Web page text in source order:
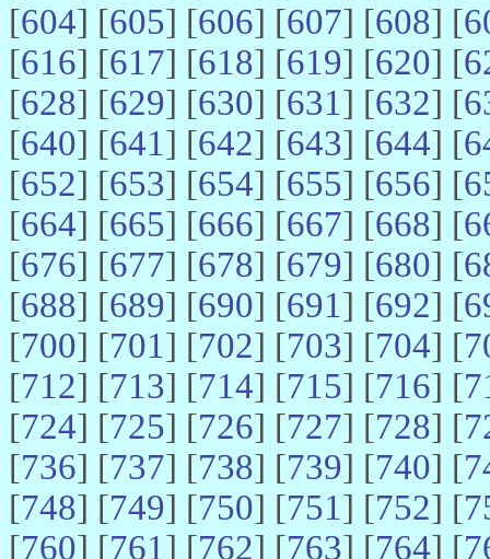
[604] [605] [606] [607] [608] [
[616] [617] [618] [619] [620] [
[628] [629] [630] [631] [632] [
[640] [641] [642] [643] [644] [
[652] [653] [654] [655] [656] [
[664] [665] [666] [667] [668] [
[676] [677] [678] [679] [680] [
[688] [689] [690] [691] [692] [
[700] [701] [702] [703] [704] [
[712] [713] [714] [715] [716] [
[724] [725] [726] [727] [728] [
[736] [737] [738] [739] [740] [
[748] [749] [750] [751] [752] [
[760] [761] [762] [763] [764] [